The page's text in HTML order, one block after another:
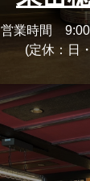
営業時間 9:00
(定休：日